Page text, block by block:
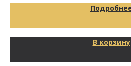
Подробнее
В корзину